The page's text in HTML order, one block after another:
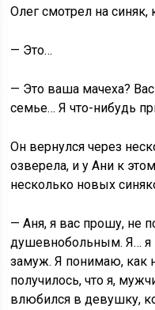
Олег смотрел на
— Это…
— Это ваша мачеха? Вас
семье… Я что-нибудь
Он вернулся через
озверела, и у Ани к
несколько новых
— Аня, я вас прошу, не
душевнобольным. Я… я
замуж. Я понимаю, как
получилось, что я,
влюбился в девушку,